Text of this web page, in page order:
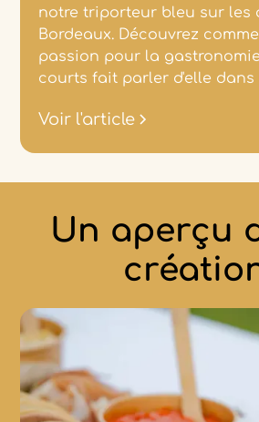
notre triporteur bleu sur les
Bordeaux. Découvrez
passion pour la
courts fait parler d'elle dans
Voir l'article
Un aperçu